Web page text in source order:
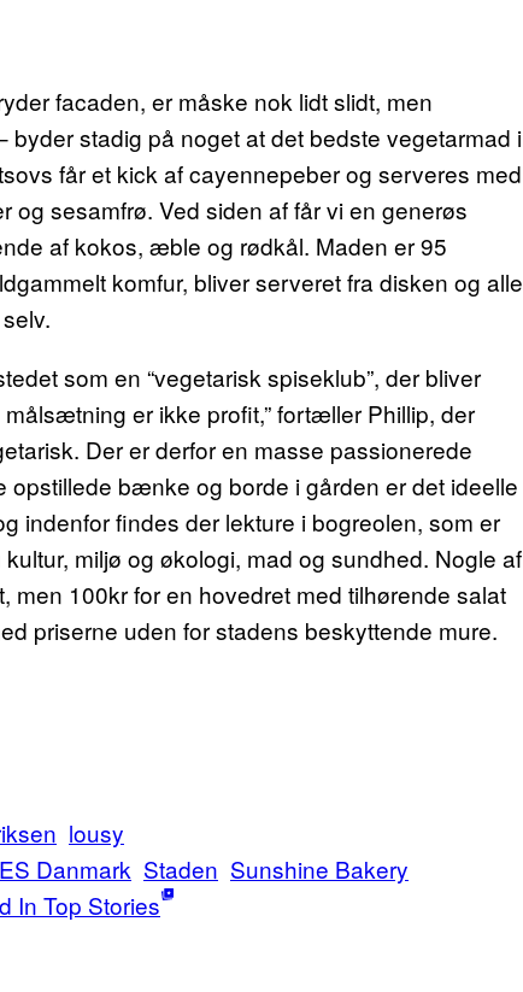
facaden, er måske nok lidt slidt, men
stadig på noget at det bedste vegetarmad i
får et kick af cayennepeber og serveres med
og sesamfrø. Ved siden af får vi en generøs
af kokos, æble og rødkål. Maden er 95
komfur, bliver serveret fra disken og alle
som en “vegetarisk spiseklub”, der bliver
er ikke profit,” fortæller Phillip, der
Der er derfor en masse passionerede
opstillede bænke og borde i gården er det ideelle
indenfor findes der lekture i bogreolen, som er
miljø og økologi, mad og sundhed. Nogle af
men 100kr for en hovedret med tilhørende salat
priserne uden for stadens beskyttende mure.
lousy
Danmark Staden Sunshine Bakery
In Top Stories